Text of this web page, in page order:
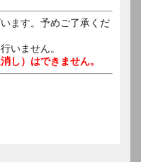
ます。予めご了承くだ
いません。
し）はできません。